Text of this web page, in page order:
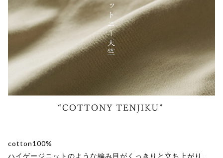
cotton100%
ハイゲージニットのような編み目がくっきりと立ち上がり、